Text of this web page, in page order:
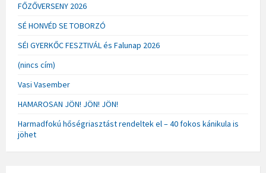
FŐZŐVERSENY 2026
SÉ HONVÉD SE TOBORZÓ
SÉI GYERKŐC FESZTIVÁL és Falunap 2026
(nincs cím)
Vasi Vasember
HAMAROSAN JÖN! JÖN! JÖN!
Harmadfokú hőségriasztást rendeltek el – 40 fokos kánikula is
jöhet